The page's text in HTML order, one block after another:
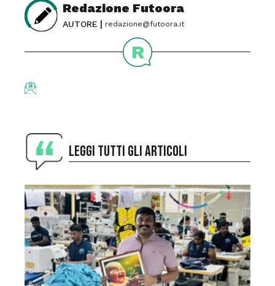
Redazione Futoora
AUTORE | redazione@futoora.it
R
LEGGI TUTTI GLI ARTICOLI